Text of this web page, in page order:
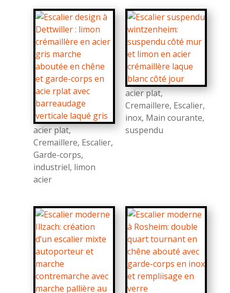
acier plat,
Cremaillere, Escalier,
Garde-corps,
industriel, limon
acier
acier plat,
Cremaillere, Escalier,
inox, Main courante,
suspendu